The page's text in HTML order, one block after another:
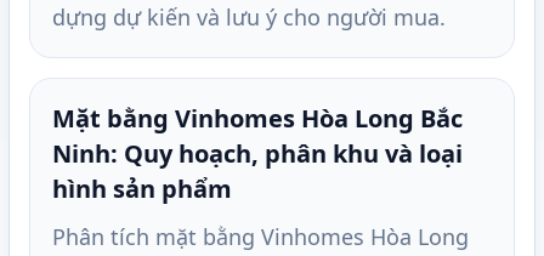
dựng dự kiến và lưu ý cho người mua.
Mặt bằng Vinhomes Hòa Long Bắc
Ninh: Quy hoạch, phân khu và loại
hình sản phẩm
Phân tích mặt bằng Vinhomes Hòa Long